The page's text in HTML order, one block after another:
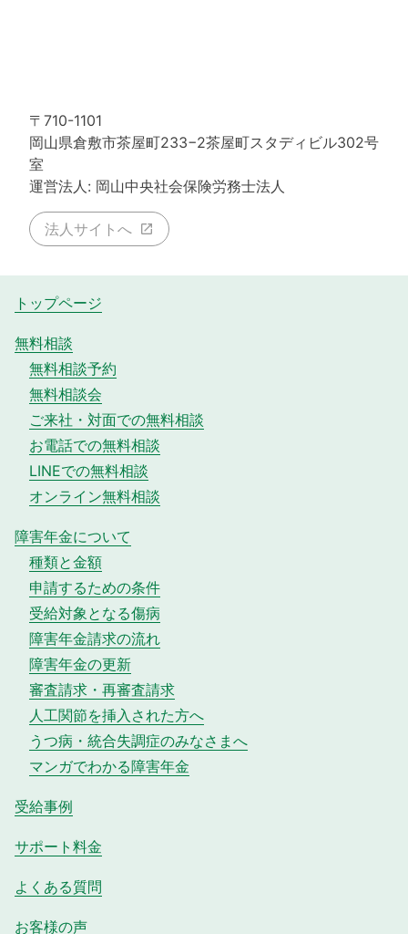
〒710-1101
岡山県倉敷市茶屋町233−2茶屋町スタディビル302号
室
運営法人: 岡山中央社会保険労務士法人
法人サイトへ
トップページ
無料相談
無料相談予約
無料相談会
ご来社・対面での無料相談
お電話での無料相談
LINEでの無料相談
オンライン無料相談
障害年金について
種類と金額
申請するための条件
受給対象となる傷病
障害年金請求の流れ
障害年金の更新
審査請求・再審査請求
人工関節を挿入された方へ
うつ病・統合失調症のみなさまへ
マンガでわかる障害年金
受給事例
サポート料金
よくある質問
お客様の声